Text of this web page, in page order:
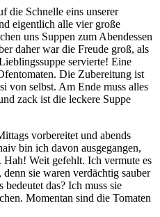
die Schnelle eins unserer
eigentlich alle vier große
uns Suppen zum Abendessen
daher war die Freude groß, als
servierte! Eine
Die Zubereitung ist
von selbst. Am Ende muss alles
zack ist die leckere Suppe
vorbereitet und abends
bin ich davon ausgegangen,
Weit gefehlt. Ich vermute es
sie waren verdächtig sauber
das? Ich muss sie
Momentan sind die Tomaten